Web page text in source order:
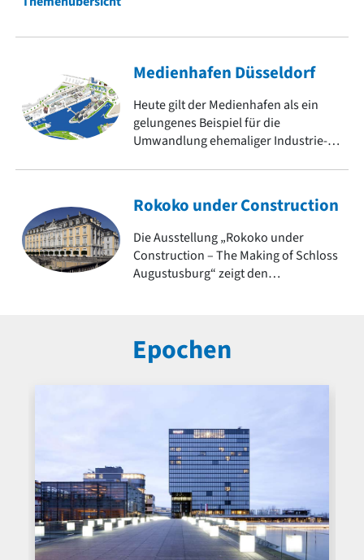
Medienhafen Düsseldorf
Heute gilt der Medienhafen als ein
gelungenes Beispiel für die
Umwandlung ehemaliger Industrie-
architektonische Vielfalt und ist ein
Symbol für den Strukturwandel.
Rokoko under Construction
Die Ausstellung „Rokoko under
Construction – The Making of Schloss
Augustusburg“ zeigt den
Epoche. Weitere Objekte des Rokoko
auf baukunst-nrw.
Epochen